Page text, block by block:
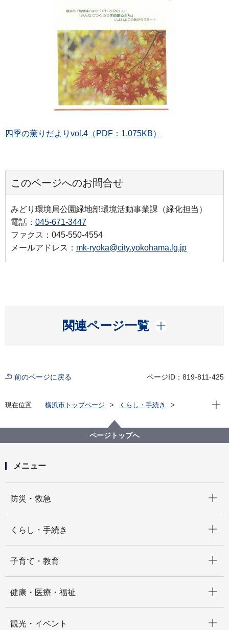
四季の薫りだよりvol.4（PDF：1,075KB）
このページへのお問合せ
みどり環境局公園緑地部環境活動事業課（緑化担当）
電話： 045-671-3447
ファクス：045-550-4554
メールアドレス： mk-ryoka@city.yokohama.lg.jp
関連ページ一覧
開く
前のページに戻る ページID：819-811-425
現在位置 横浜市トップページ
くらし・手続き
横浜みどりアップ計画
計画の柱３「市民が実感できる緑や花をつくる」
地域緑のまちづくり
現在
ページトップへ
メニュー
防災・救急
くらし・手続き
子育て・教育
健康・医療・福祉
観光・イベント